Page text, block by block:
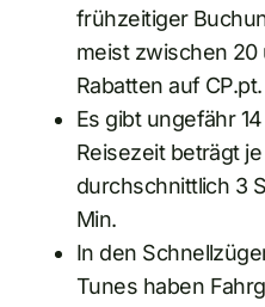
frühzeitiger
meist zwischen 20
Rabatten auf CP.pt.
Es gibt ungefähr
Reisezeit beträgt
durchschnittlich 3
Min.
In den
Tunes haben